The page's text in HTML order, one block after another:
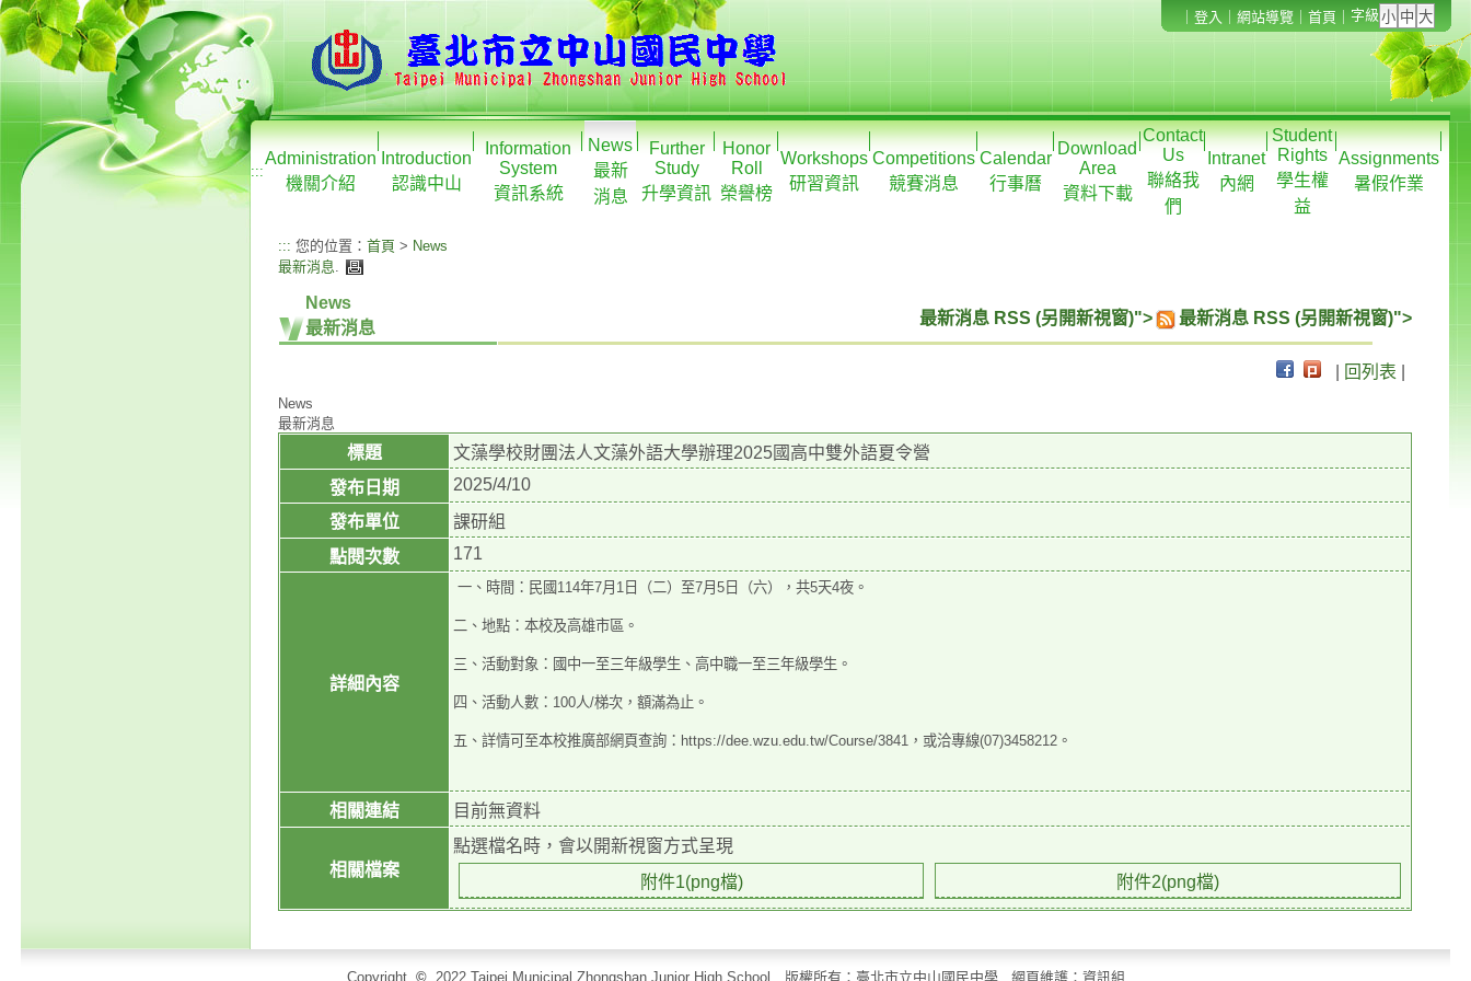
登入 網站導覽 首頁 字級
:::
Administration
機關介紹
Introduction
認識中山
Information
System
資訊系統
News
最新
消息
Further
Study
升學資訊
Honor
Roll
榮譽榜
Workshops
研習資訊
Competitions
競賽消息
Calendar
行事曆
Download
Area
資料下載
Contact
Us
聯絡我
們
Intranet
內網
Student
Rights
學生權
益
Assignments
暑假作業
::: 您的位置： 首頁 > News
最新消息.
News
最新消息
最新消息 RSS (另開新視窗)"> 最新消息 RSS (另開新視窗)">
回列表
News
最新消息
標題
文藻學校財團法人文藻外語大學辦理2025國高中雙外語夏令營
發布日期
2025/4/10
發布單位
課研組
點閱次數
171
詳細內容
一、時間：民國114年7月1日（二）至7月5日（六），共5天4夜。
二、地點：本校及高雄市區。
三、活動對象：國中一至三年級學生、高中職一至三年級學生。
四、活動人數：100人/梯次，額滿為止。
五、詳情可至本校推廣部網頁查詢：https://dee.wzu.edu.tw/Course/3841，或洽專線(07)3458212。
相關連結 目前無資料
相關檔案
點選檔名時，會以開新視窗方式呈現
附件1(png檔)
附件2(png檔)
Copyright © 2022 Taipei Municipal Zhongshan Junior High School 版權所有：臺北市立中山國民中學 網頁維護：資訊組